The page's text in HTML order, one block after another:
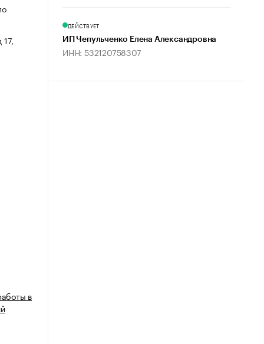
в
ДЕЙСТВУЕТ
ИП Чепульченко Елена Александровна
ИНН: 532120758307